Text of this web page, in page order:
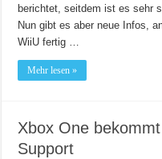
berichtet, seitdem ist es sehr
Nun gibt es aber neue Infos,
WiiU fertig …
Mehr lesen »
Xbox One
Support